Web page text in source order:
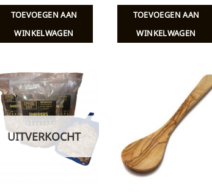
TOEVOEGEN AAN
WINKELWAGEN
TOEVOEGEN AAN
WINKELWAGEN
Toevoegen
aan
verlanglijst
UITVERKOCHT
Toevoegen
aan
verlanglijst